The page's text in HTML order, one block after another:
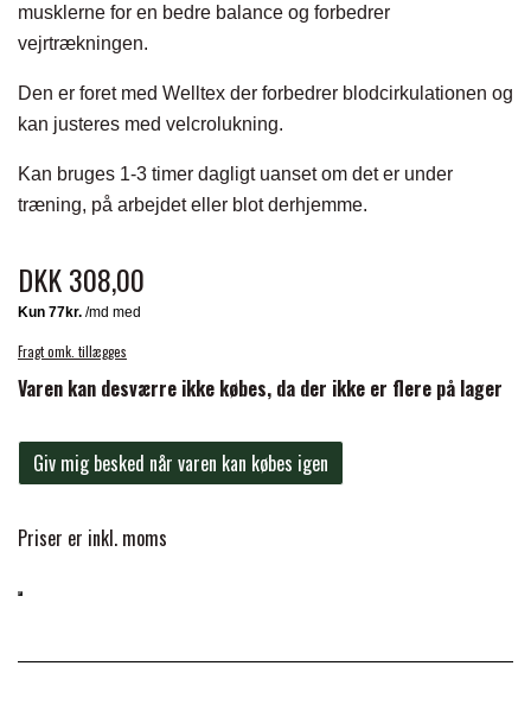
TERAPI PRODUKTER
STRØMPER
HUER & HALSTØRKLÆDER
GAVEARTIKLER VOKSNE
INSEKTBESKYTTELSE
HESTEBOLCHER & TREATS
TILSKUD & VITAMINER
TRAVDÆKKEN & TILBEHØR
SKO & VÆRKTØJ
VOGNE & TILBEHØR
MONTÉ
PREMIER EQUINE LINERS & DÆKKEN
PREMIER EQUINE WALKER & RIDEDÆKKEN
PREMIER EQUINE INSEKTBESKYTTELSE
PREMIER EQUINE MAGNET & INFRARØD
PREMIER EQUINE GRIMER & TRÆKTOV
PREMIER EQUINE SADEL TILBEHØR
CARR & DAY & MARTIN
CUSTOM
FENWICK LIQUID TITANIUM®
FINNTACK
GP TACK
musklerne for en bedre balance og forbedrer
vejrtrækningen.
Den er foret med Welltex der forbedrer blodcirkulationen og
kan justeres med velcrolukning.
Kan bruges 1-3 timer dagligt uanset om det er under
træning, på arbejdet eller blot derhjemme.
DKK 308,00
Fragt omk. tillægges
Varen kan desværre ikke købes, da der ikke er flere på lager
Giv mig besked når varen kan købes igen
Priser er inkl. moms